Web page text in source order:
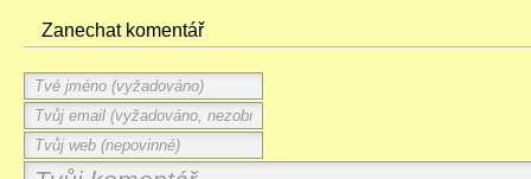
Zanechat komentář